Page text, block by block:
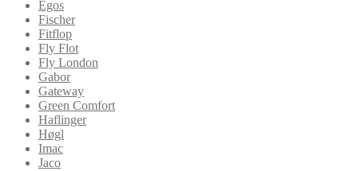
Egos
Fischer
Fitflop
Fly Flot
Fly London
Gabor
Gateway
Green Comfort
Haflinger
Høgl
Imac
Jaco